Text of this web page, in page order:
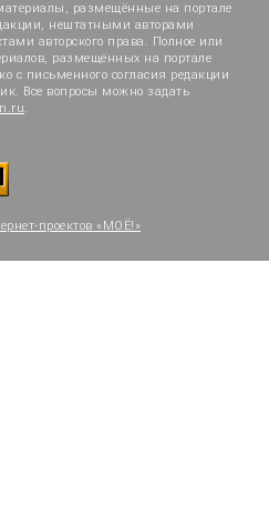
размещённые на портале
нештатными авторами
авторского права. Полное или
размещённых на портале
с письменного согласия редакции
Все вопросы можно задать
.
проектов «МОЁ!»